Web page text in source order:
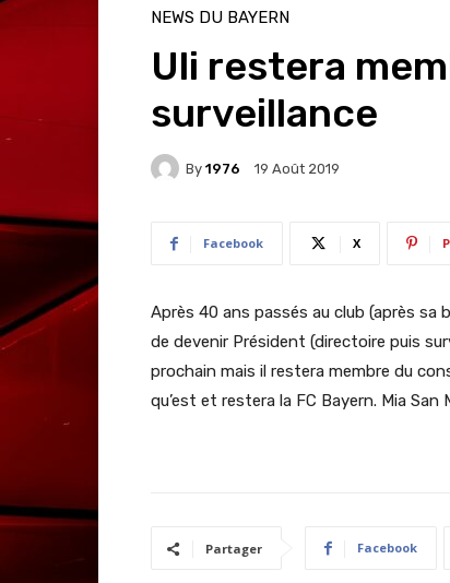
NEWS DU BAYERN
Uli restera
surveillance
By 1976 19 Août 2019
Facebook X
Après 40 ans passés au club (après
de devenir Président (directoire puis
prochain mais il restera membre du
qu’est et restera la FC Bayern. Mia San
Partager Facebook